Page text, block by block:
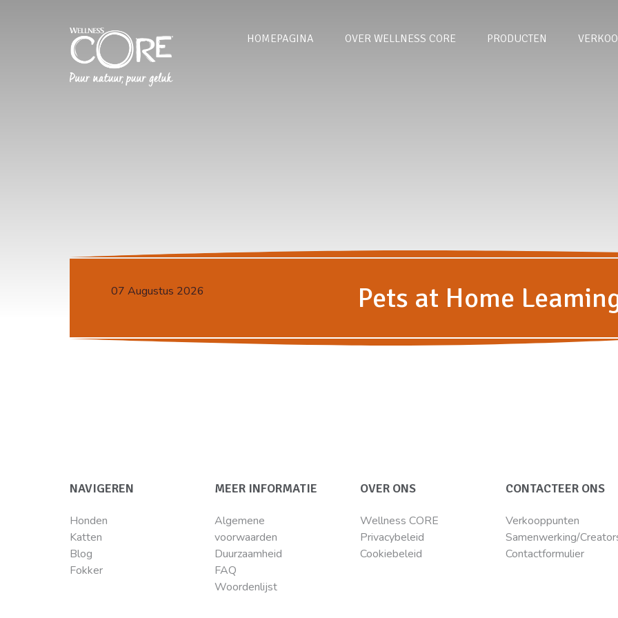
HOMEPAGINA OVER WELLNESS CORE PRODUCTEN
07 Augustus 2026 Pets at Home
NAVIGEREN
Honden
Katten
Blog
Fokker
MEER INFORMATIE
Algemene
voorwaarden
Duurzaamheid
FAQ
Woordenlijst
OVER ONS
Wellness CORE
Privacybeleid
Cookiebeleid
CONTACTEER ONS
Verkooppunten
Samenwerking/
Contactformulier